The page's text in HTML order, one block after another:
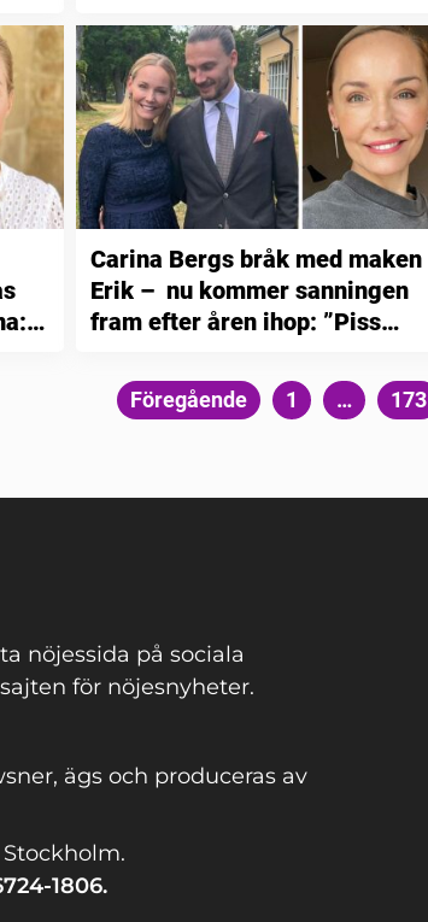
Carina Bergs bråk med maken
Erik – nu kommer sanningen
fram efter åren ihop: ”Piss
Föregående Sida
1 … Sida
173
nöjessida på sociala
för nöjesnyheter.
ägs och produceras av
Stockholm.
1806.